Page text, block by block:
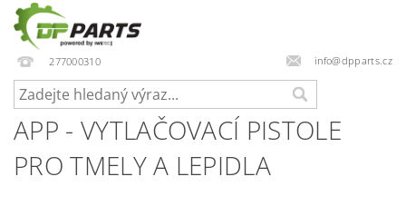
277000310 info@dpparts.cz
APP - VYTLAČOVACÍ PISTOLE
PRO TMELY A LEPIDLA